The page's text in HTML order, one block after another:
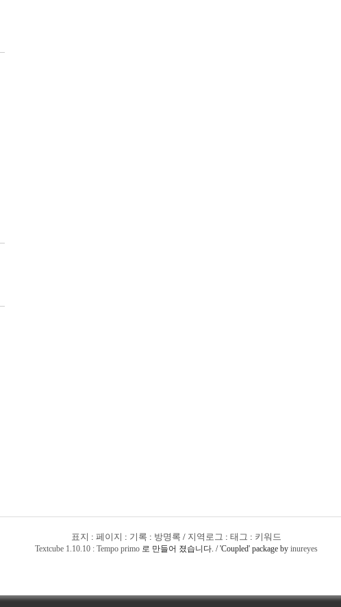
표지 : 페이지 : 기록 : 방명록 / 지역로그 : 태그 : 키워드
Textcube 1.10.10 : Tempo primo로 만들어 졌습니다. / 'Coupled' package by inureyes